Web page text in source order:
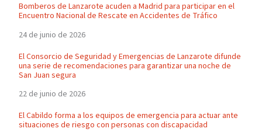
Bomberos de Lanzarote acuden a Madrid para participar en el
Encuentro Nacional de Rescate en Accidentes de Tráfico
24 de junio de 2026
El Consorcio de Seguridad y Emergencias de Lanzarote difunde
una serie de recomendaciones para garantizar una noche de
San Juan segura
22 de junio de 2026
El Cabildo forma a los equipos de emergencia para actuar ante
situaciones de riesgo con personas con discapacidad